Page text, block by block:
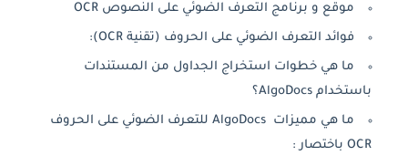
موقع و برنامج التعرف الضوئي على النصوص OCR
فوائد التعرف الضوئي على الحروف (تقنية OCR):
ما هي خطوات استخراج الجداول من المستندات
باستخدام AlgoDocs؟
ما هي مميزات AlgoDocs للتعرف الضوئي على الحروف
OCR باختصار :